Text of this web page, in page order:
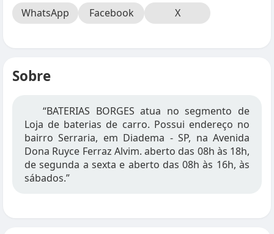
WhatsApp Facebook X
Sobre
“BATERIAS BORGES atua no segmento de
Loja de baterias de carro. Possui endereço no
bairro Serraria, em Diadema - SP, na Avenida
Dona Ruyce Ferraz Alvim. aberto das 08h às 18h,
de segunda a sexta e aberto das 08h às 16h, às
sábados.”